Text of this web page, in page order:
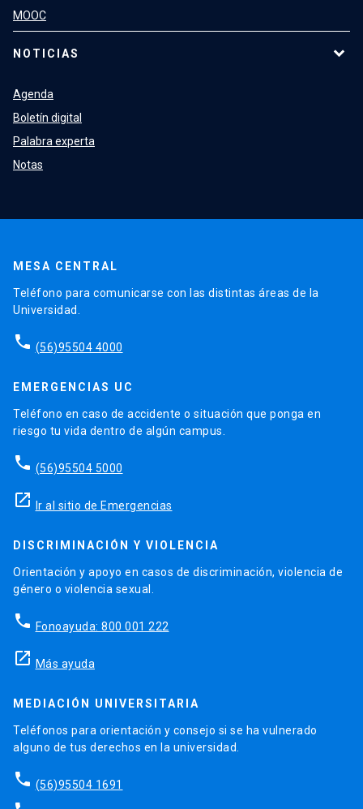
MOOC
NOTICIAS
Agenda
Boletín digital
Palabra experta
Notas
MESA CENTRAL
Teléfono para comunicarse con las distintas áreas de la
Universidad.
phone (56)95504 4000
EMERGENCIAS UC
Teléfono en caso de accidente o situación que ponga en
riesgo tu vida dentro de algún campus.
phone (56)95504 5000
launch Ir al sitio de Emergencias
DISCRIMINACIÓN Y VIOLENCIA
Orientación y apoyo en casos de discriminación, violencia de
género o violencia sexual.
phone Fonoayuda: 800 001 222
launch Más ayuda
MEDIACIÓN UNIVERSITARIA
Teléfonos para orientación y consejo si se ha vulnerado
alguno de tus derechos en la universidad.
phone (56)95504 1691